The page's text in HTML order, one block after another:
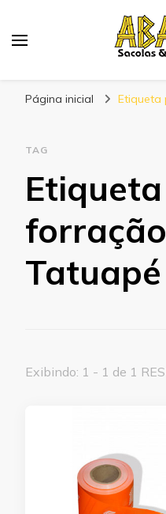
Página inicial Etiqueta
TAG
Tatuapé
Exibindo: 1 - 1 de 1